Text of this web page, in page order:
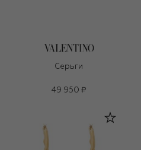
Серьги
49 950 ₽